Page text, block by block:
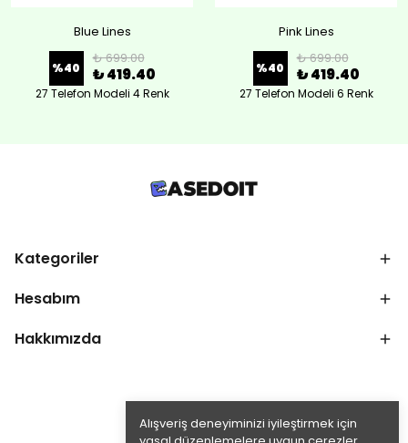
Alışveriş deneyiminizi iyileştirmek için
Blue Lines
%40
₺ 699.00
₺ 419.40
27 Telefon Modeli 4 Renk
Pink Lines
%40
₺ 699.00
₺ 419.40
27 Telefon Modeli 6 Renk
Kategoriler
Hesabım
Hakkımızda